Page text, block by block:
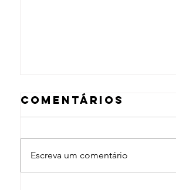
Comentários
Escreva um comentário